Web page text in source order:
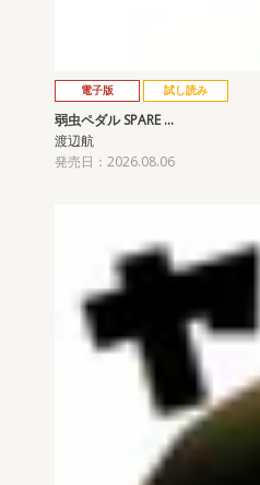
電子版 試し読み
弱虫ペダル SPARE …
渡辺航
発売日：2026.08.06